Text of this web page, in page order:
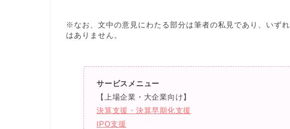
※なお、文中の意見にわたる部分は筆者の私見であり、いず
はありません。
サービスメニュー
【上場企業・大企業向け】
決算支援・決算早期化支援
IPO支援